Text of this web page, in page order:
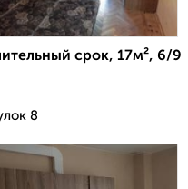
срок, 17м², 6/9
8